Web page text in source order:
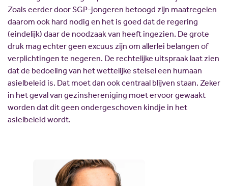
Zoals eerder door SGP-jongeren betoogd zijn maatregelen
daarom ook hard nodig en het is goed dat de regering
(eindelijk) daar de noodzaak van heeft ingezien. De grote
druk mag echter geen excuus zijn om allerlei belangen of
verplichtingen te negeren. De rechtelijke uitspraak laat zien
dat de bedoeling van het wettelijke stelsel een humaan
asielbeleid is. Dat moet dan ook centraal blijven staan. Zeker
in het geval van gezinshereniging moet ervoor gewaakt
worden dat dit geen ondergeschoven kindje in het
asielbeleid wordt.